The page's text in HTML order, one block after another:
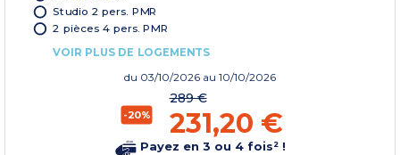
Studio 2 pers. PMR
2 pièces 4 pers. PMR
VOIR PLUS DE LOGEMENTS
du 03/10/2026 au 10/10/2026
-20%
289 €
231,20 €
Payez en 3 ou 4 fois² !